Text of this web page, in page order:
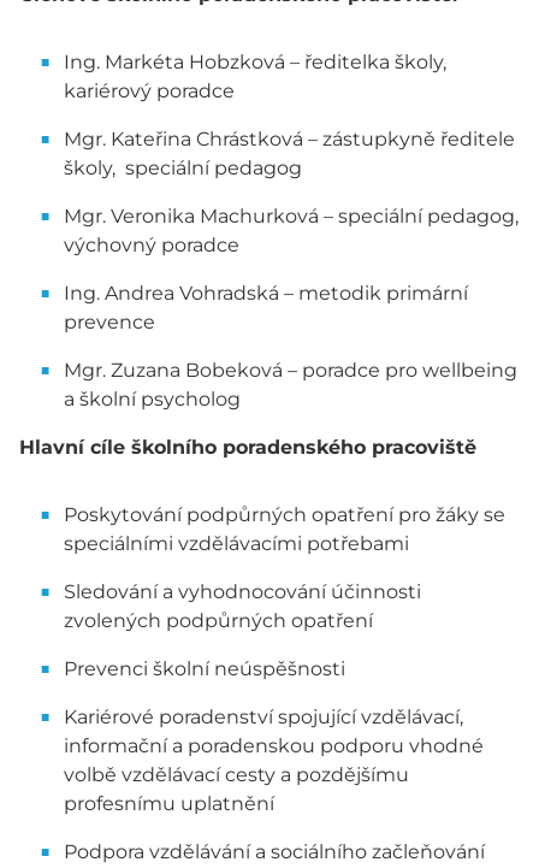
Ing. Markéta Hobzková – ředitelka školy,
kariérový poradce
Mgr. Kateřina Chrástková – zástupkyně ředitele
školy, speciální pedagog
Mgr. Veronika Machurková – speciální pedagog,
výchovný poradce
Ing. Andrea Vohradská – metodik primární
prevence
Mgr. Zuzana Bobeková – poradce pro wellbeing
a školní psycholog
Hlavní cíle školního poradenského pracoviště
Poskytování podpůrných opatření pro žáky se
speciálními vzdělávacími potřebami
Sledování a vyhodnocování účinnosti
zvolených podpůrných opatření
Prevenci školní neúspěšnosti
Kariérové poradenství spojující vzdělávací,
informační a poradenskou podporu vhodné
volbě vzdělávací cesty a pozdějšímu
profesnímu uplatnění
Podpora vzdělávání a sociálního začleňování